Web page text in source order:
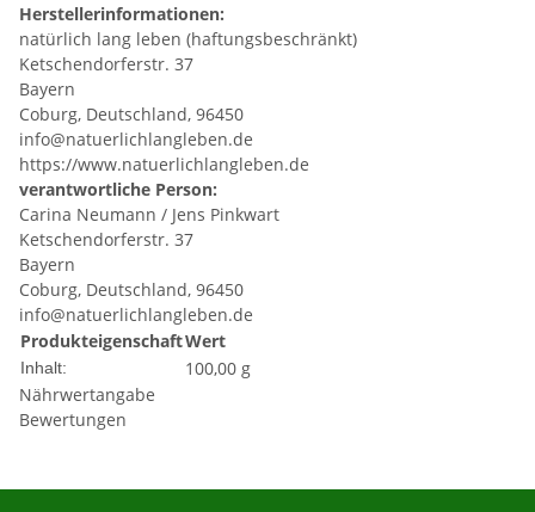
Herstellerinformationen:
natürlich lang leben (haftungsbeschränkt)
Ketschendorferstr. 37
Bayern
Coburg, Deutschland, 96450
info@natuerlichlangleben.de
https://www.natuerlichlangleben.de
verantwortliche Person:
Carina Neumann / Jens Pinkwart
Ketschendorferstr. 37
Bayern
Coburg, Deutschland, 96450
info@natuerlichlangleben.de
ProdukteigenschaftWert
Inhalt:
100,00 g
Nährwertangabe
Bewertungen